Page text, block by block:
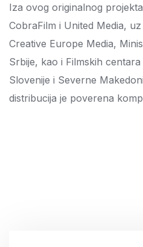
Iza ovog originalnog
CobraFilm i United Media,
Creative Europe Media,
Srbije, kao i Filmskih
Slovenije i Severne
distribucija je poverena